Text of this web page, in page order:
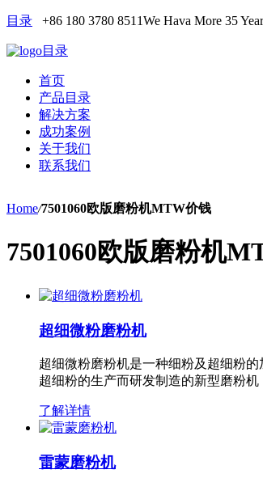
目录 +86 180 3780 8511We Hava More 35
目录
首页
产品目录
解决方案
成功案例
关于我们
联系我们
Home/7501060欧版磨粉机MTW价钱
7501060欧版磨粉机
超细微粉磨粉机
超细微粉磨粉机是一种细粉及超细粉
超细粉的生产而研发制造的新型磨粉
了解详情
雷蒙磨粉机